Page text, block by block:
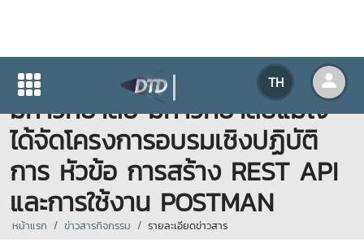
TH
กองเทคโนโลยีดิจิทัล สำนักงาน
มหาวิทยาลัย มหาวิทยาลัยแม่โจ้
ได้จัดโครงการอบรมเชิงปฏิบัติ
การ หัวข้อ การสร้าง REST API
และการใช้งาน POSTMAN
หน้าแรก ข่าวสารกิจกรรม รายละเอียดข่าวสาร